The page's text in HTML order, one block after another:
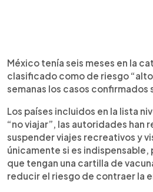
México tenía seis meses en la
clasificado como de riesgo
semanas los casos confirmados
Los países incluidos en la lista
“no viajar”, las autoridades han
suspender viajes recreativos y
únicamente si es
que tengan una cartilla de
reducir el riesgo de contraer la